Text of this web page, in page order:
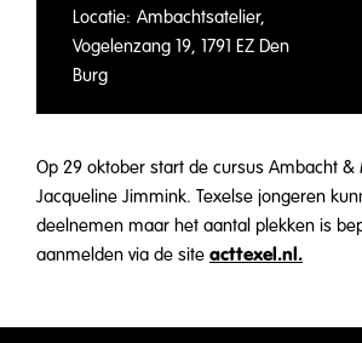
Locatie: Ambachtsatelier,
Vogelenzang 19, 1791 EZ Den
Burg
Op 29 oktober start de cursus Ambacht &
Jacqueline Jimmink. Texelse jongeren
deelnemen maar het aantal plekken is
aanmelden via de site acttexel.nl.